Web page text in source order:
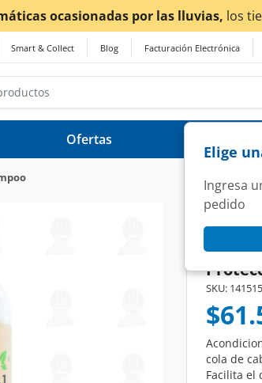
¡Ahora también en
Smart & Collect Blog Facturación Electrónica
Elige
Ingresa
pedido
Ofertas
SECRETO
SKU:
cola de
Facilita el